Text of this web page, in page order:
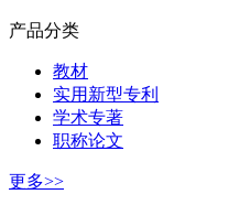
产品分类
教材
实用新型专利
学术专著
职称论文
更多>>